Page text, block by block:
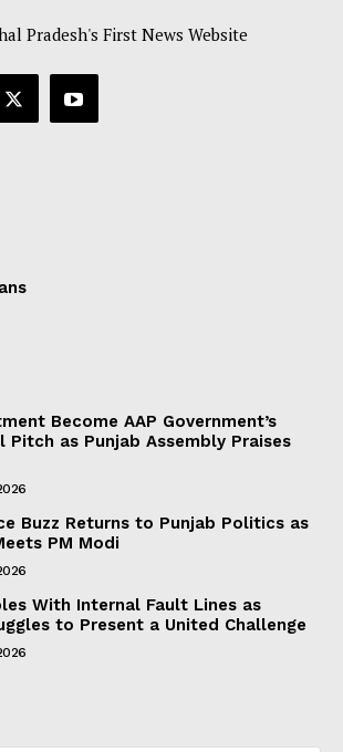
Pradesh's First News Website
Become AAP Government’s
as Punjab Assembly Praises
Buzz Returns to Punjab Politics as
PM Modi
With Internal Fault Lines as
to Present a United Challenge